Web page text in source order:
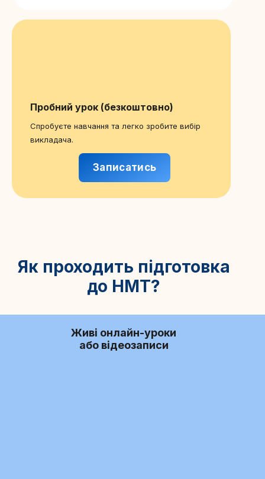
Спробуєте навчання та легко зробите вибір
викладача.
Пробний урок (безкоштовно)
Записатись
Як проходить підготовка
до НМТ?
Живі онлайн-уроки
або відеозаписи